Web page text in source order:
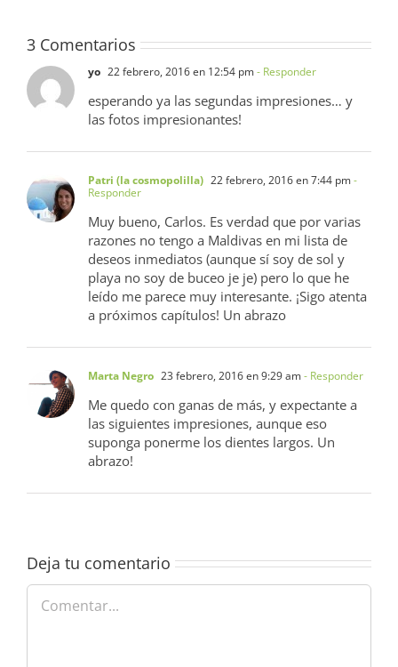
3 Comentarios
yo 22 febrero, 2016 en 12:54 pm- Responder
esperando ya las segundas impresiones… y
las fotos impresionantes!
Patri (la cosmopolilla) 22 febrero, 2016 en 7:44 pm-
Responder
Muy bueno, Carlos. Es verdad que por varias
razones no tengo a Maldivas en mi lista de
deseos inmediatos (aunque sí soy de sol y
playa no soy de buceo je je) pero lo que he
leído me parece muy interesante. ¡Sigo atenta
a próximos capítulos! Un abrazo
Marta Negro 23 febrero, 2016 en 9:29 am- Responder
Me quedo con ganas de más, y expectante a
las siguientes impresiones, aunque eso
suponga ponerme los dientes largos. Un
abrazo!
Deja tu comentario
Comentar